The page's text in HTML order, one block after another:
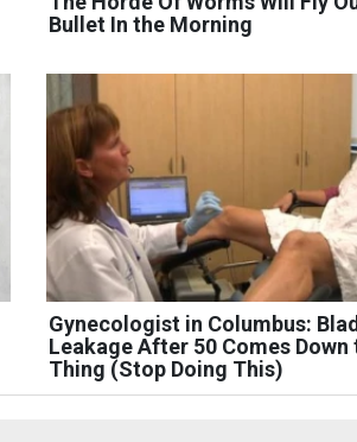
Bullet In the Morning
Gynecologist in Columbus:
Leakage After 50 Comes Down
Thing (Stop Doing This)